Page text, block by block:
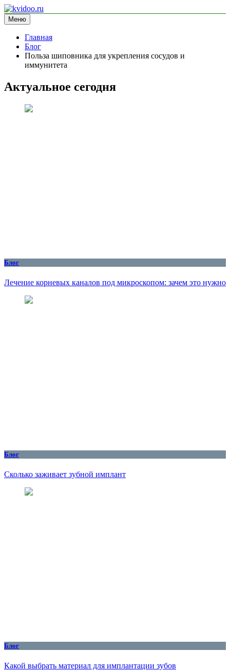
Перейти
к
содержимому
kvidoo.ru
блог про здоровье
Меню
Главная
Блог
Польза шиповника для укрепления сосудов и
иммунитета
Актуальное сегодня
Блог
Лечение корневых каналов под микроскопом: зачем это нужно
Блог
Сколько заживает зубной имплант
Блог
Какой выбрать материал для имплантации зубов